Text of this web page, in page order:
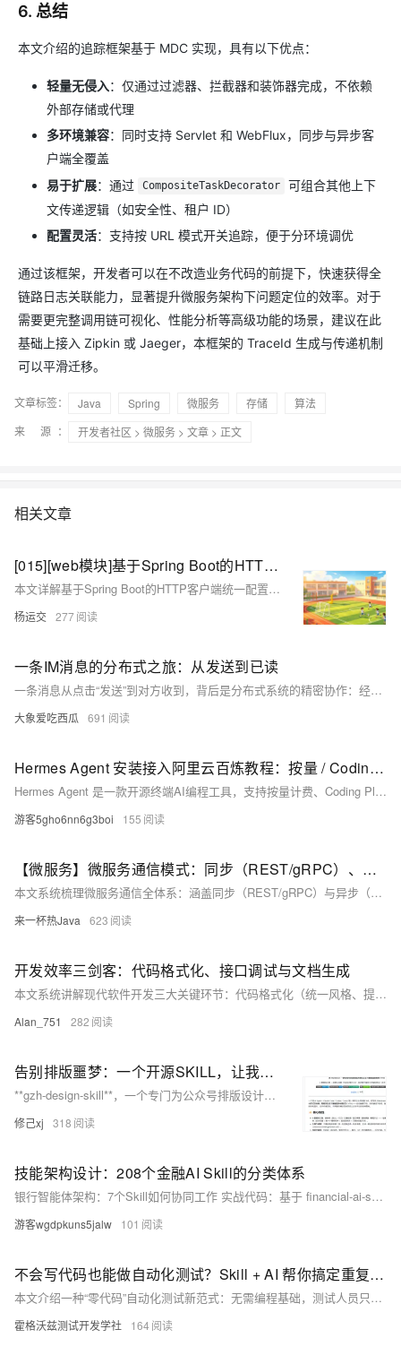
6. 总结
本文介绍的追踪框架基于 MDC 实现，具有以下优点：
轻量无侵入：仅通过过滤器、拦截器和装饰器完成，不依赖
外部存储或代理
多环境兼容：同时支持 Servlet 和 WebFlux，同步与异步客
户端全覆盖
易于扩展：通过 CompositeTaskDecorator
可组合其他上下
文传递逻辑（如安全性、租户 ID）
配置灵活：支持按 URL 模式开关追踪，便于分环境调优
通过该框架，开发者可以在不改造业务代码的前提下，快速获得全
链路日志关联能力，显著提升微服务架构下问题定位的效率。对于
需要更完整调用链可视化、性能分析等高级功能的场景，建议在此
基础上接入 Zipkin 或 Jaeger，本框架的 TraceId 生成与传递机制
可以平滑迁移。
文章标签： Java Spring 微服务 存储
算法
来 源：
开发者社区 > 微服务 > 文章 > 正文
相关文章
[015][web模块]基于Spring Boot的HTTP客户端日志与默认配置实战
本文详解基于Spring Boot的HTTP客户端统一配置方案，支持RestTemplate、RestClient与WebClient三种客户端，实现无侵入的日志记录（请求/响应头、状态码）、默认请求头注入（如X-Request-Id）、非2xx异常自动转换及链路追踪支持，全部通过Customizer与Filter机制自动装配，开箱即用，提升微服务调用可观测性与开发效率。（239字）
杨运交 277
一条IM消息的分布式之旅：从发送到已读
一条消息从点击“发送”到对方收到，背后是分布式系统的精密协作：经WebSocket接入→Center事务落库→Redis查在线状态→定向投递→ACK确认→已读回执，全程保障可靠性与实时性。（238字）
大象爱吃西瓜 691
Hermes Agent 安装接入阿里云百炼教程：按量 / Coding Plan/Token Plan 三种配置方案
Hermes Agent 是一款开源终端AI编程工具，支持按量计费、Coding Plan 或 Token Plan 团队版三种方式接入阿里云百炼大模型，具备自主规划、多工具调用与持续进化能力，开箱即用。阿里云Hermes官方部署教程：https://t.aliyun.com/U/EfvSK0
游客5gho6nn6g3boi 155
【微服务】微服务通信模式：同步（REST/gRPC）、异步（消息队列）
本文系统梳理微服务通信全体系：涵盖同步（REST/gRPC）与异步（消息队列）两大范式，深入解析原理、选型对比、治理实践及演进趋势，助你构建高可靠、松耦合、可观测的分布式通信架构。
来一杯热Java 623
开发效率三剑客：代码格式化、接口调试与文档生成
本文系统讲解现代软件开发三大关键环节：代码格式化（统一风格、提升可读性）、接口调试（精准验证、Mock协同）与文档生成（代码即文档、实时同步）。涵盖Python/Java/Go等主流语言工具推荐及CI/CD集成实践，助力零基础开发者高效入门、规避低级错误。（239字）
Alan_751 282
告别排版噩梦：一个开源SKILL，让我彻底告别公众号排版的“噩梦”
**gzh-design-skill**，一个专门为公众号排版设计的 Skill，面向 AI Agent（如 Claude Code、Codex、Cursor 等）使用。 你写完 Markdown，它按你选的主题，生成样式**全内联**的 HTML——粘贴到公众号编辑器后**格式不丢、样式不掉**。自动编章节号、标关键词下划线、配引言卡与目录、处理代码块和图片、合并作者签名，并用校验脚本兜住公众号平台的各种坑。
修己xj 318
技能架构设计：208个金融AI Skill的分类体系
银行智能体架构：7个Skill如何协同工作 实战代码：基于 financial-ai-skills 项目 | 架构设计 | Skill协同 | 数据流 单体架构 vs 微服务架构 银行系统常见的两种架构： `` 单体架构: 微服务架构: ┌─────────────┐ ┌─────┐ ┌─────┐ ┌─────┐ │ 核心系统 │ │信贷 │ │风控 │ │营销 │ │ ├─信贷
游客wgdpkuns5jalw 101
不会写代码也能做自动化测试？Skill + AI 帮你搞定重复性工作
本文介绍一种“零代码”自动化测试新范式：无需编程基础，测试人员只需整理接口文档、操作步骤和判断标准，借助AI+Skill（一个含SKILL.md的文件夹），即可自动生成可运行的Python测试脚本或Postman集合。实测将2.5小时手工回归压缩至48秒，真正让测试经验一键转化为生产力。
霍格沃兹测试开发学社 164